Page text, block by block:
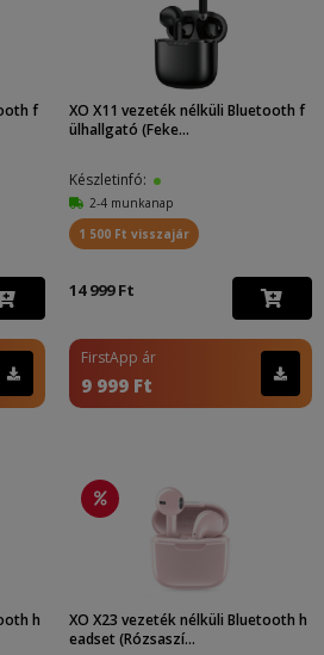
f
XO X11 vezeték nélküli Bluetooth f
ülhallgató (Feke...
Készletinfó:
2-4 munkanap
1 500 Ft visszajár
14 999 Ft
FirstApp ár
9 999 Ft
h
XO X23 vezeték nélküli Bluetooth h
eadset (Rózsaszí...